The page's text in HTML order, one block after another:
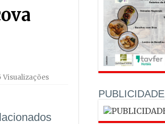
Visualizações
PUBLICIDADE